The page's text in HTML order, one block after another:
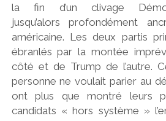
la fin d’un clivage
jusqu’alors profondément
américaine. Les deux partis
ébranlés par la montée
côté et de Trump de l’autre.
personne ne voulait parier au
ont plus que montré leurs
candidats « hors système »